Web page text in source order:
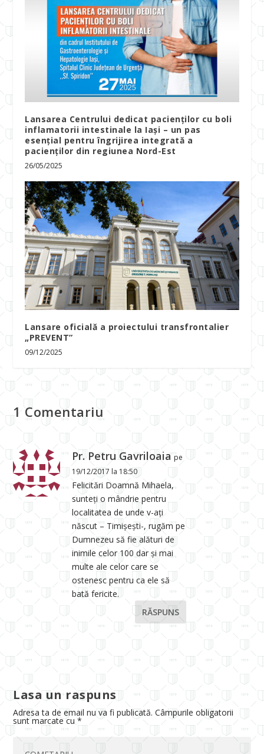
Lansarea Centrului dedicat pacienților cu boli
inflamatorii intestinale la Iași – un pas
esențial pentru îngrijirea integrată a
pacienților din regiunea Nord-Est
26/05/2025
Lansare oficială a proiectului transfrontalier
„PREVENT”
09/12/2025
1 Comentariu
Pr. Petru Gavriloaia pe
19/12/2017 la 18:50
Felicitări Doamnă Mihaela,
sunteți o mândrie pentru
localitatea de unde v-ați
născut – Timișești-, rugăm pe
Dumnezeu să fie alături de
inimile celor 100 dar și mai
multe ale celor care se
ostenesc pentru ca ele să
bată fericite.
RĂSPUNS
Lasa un raspuns
Adresa ta de email nu va fi publicată. Câmpurile obligatorii
sunt marcate cu*